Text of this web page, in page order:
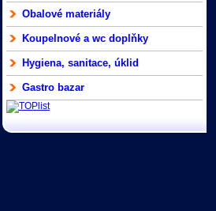
Obalové materiály
Koupelnové a wc doplňky
Hygiena, sanitace, úklid
Gastro bazar